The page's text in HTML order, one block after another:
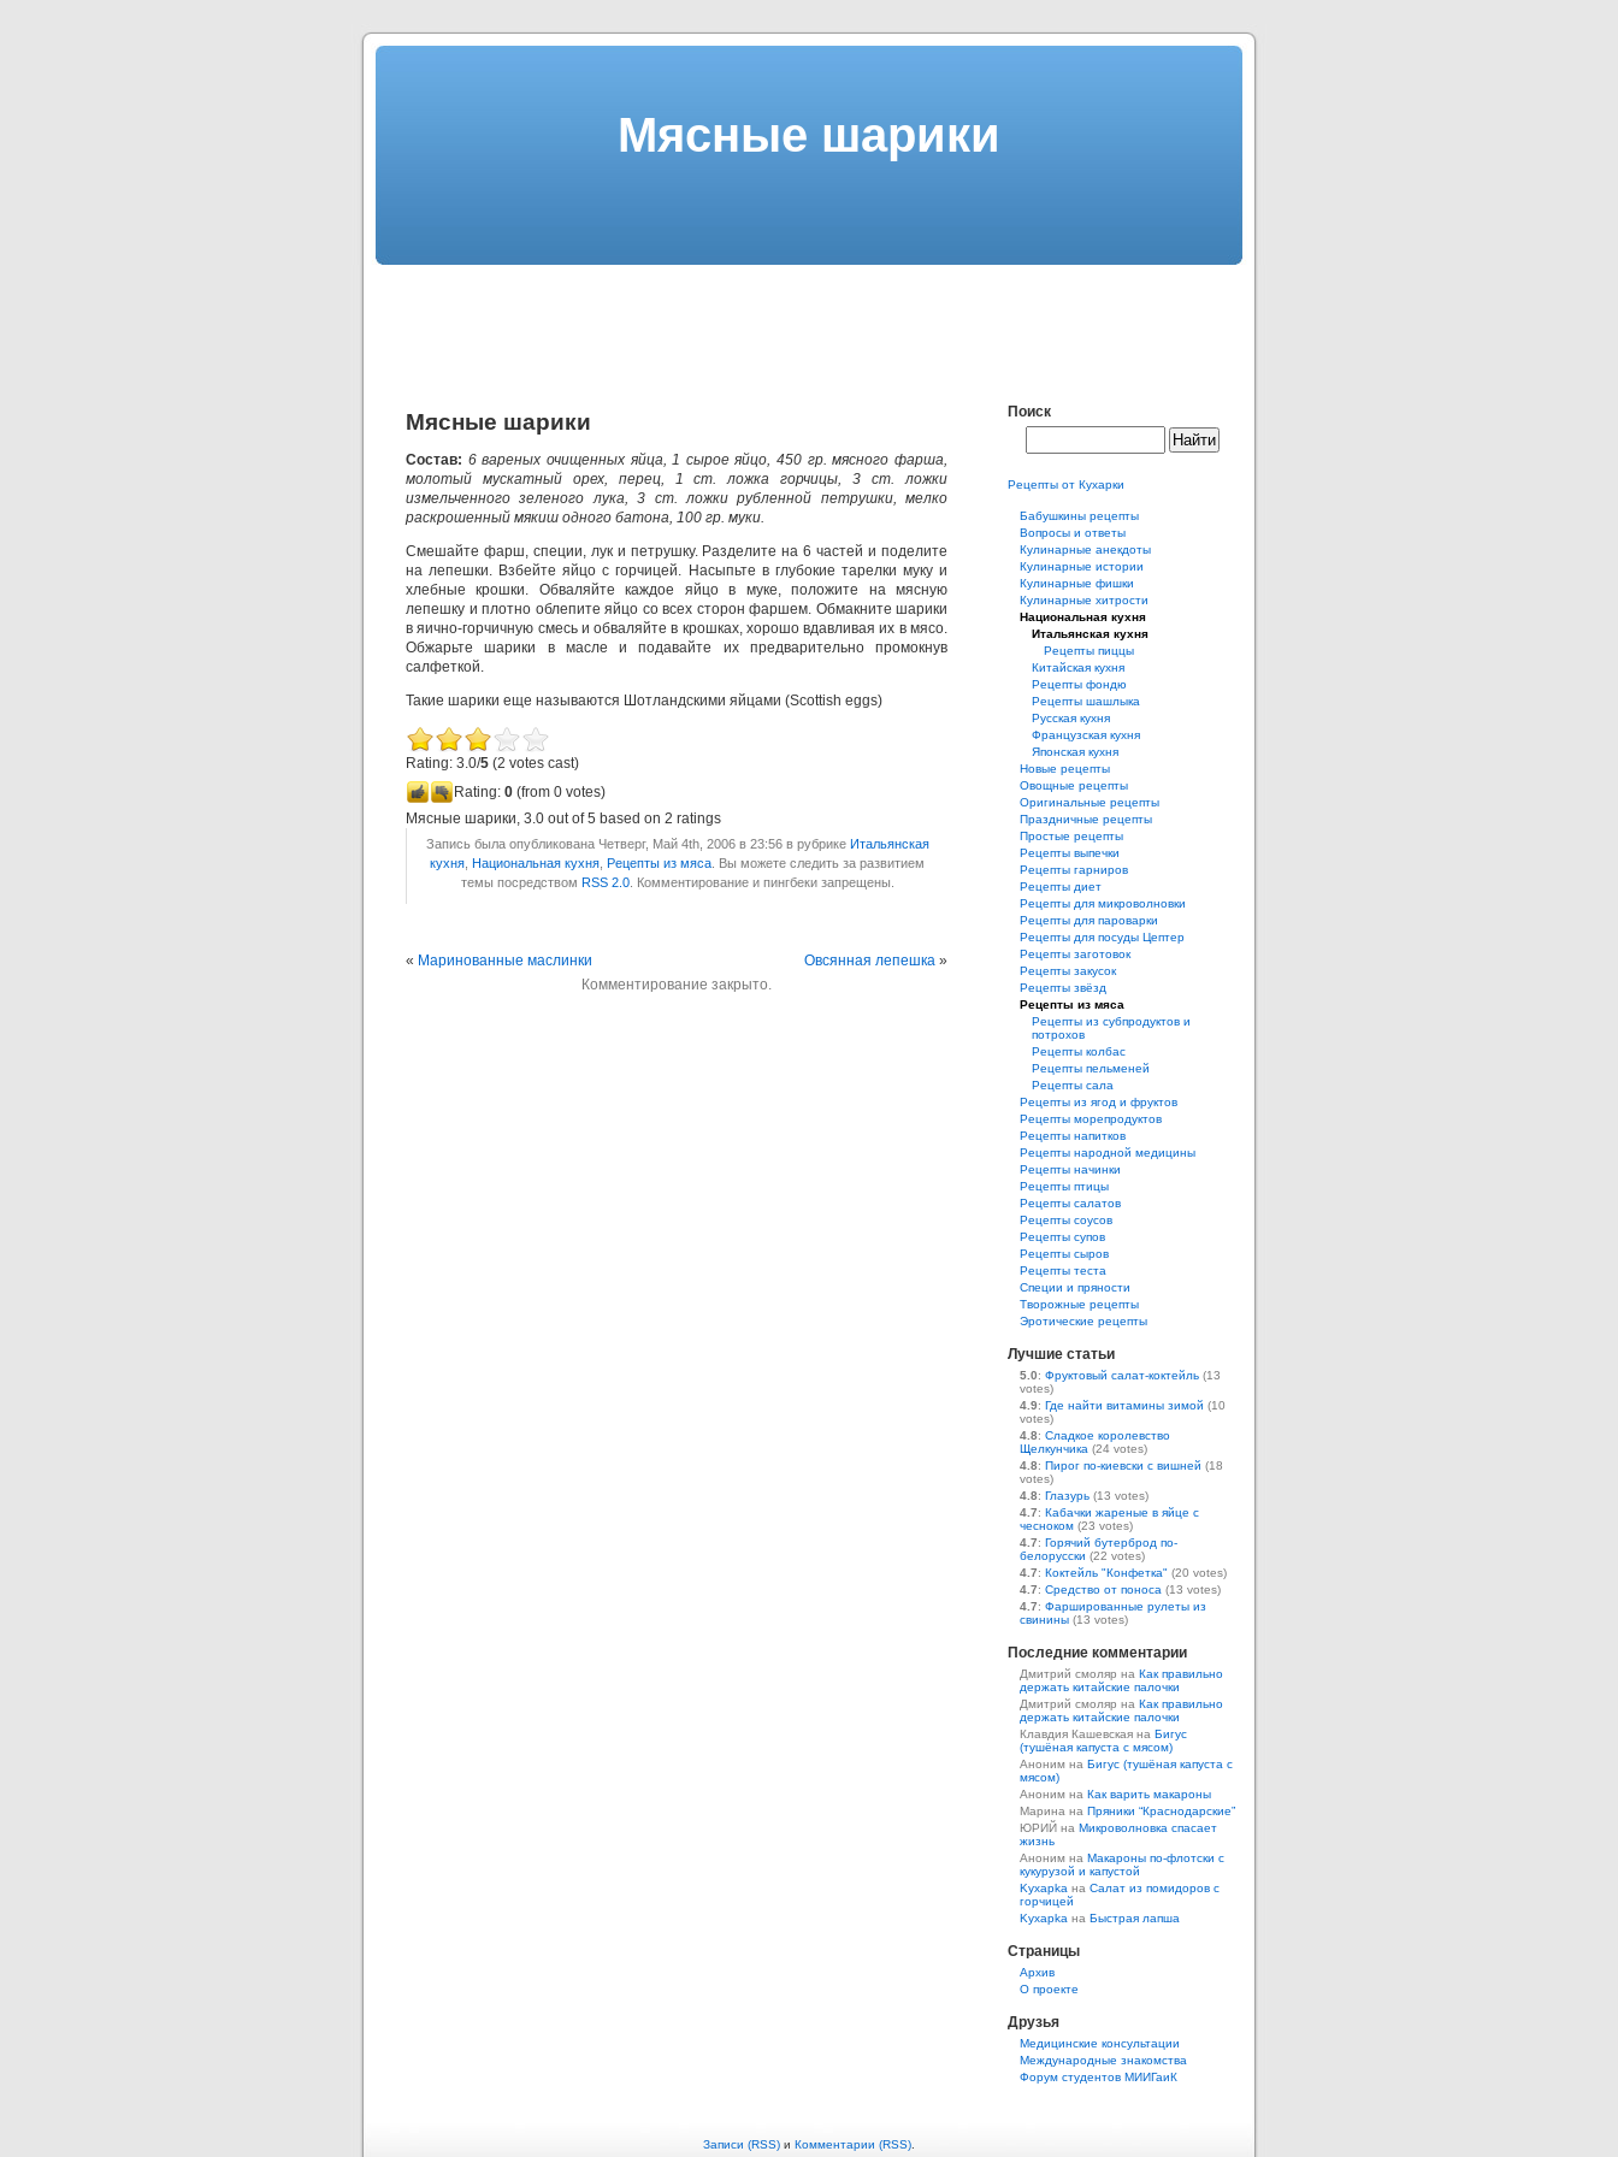
Мясные шарики
Мясные шарики
Состав: 6 вареных очищенных яйца, 1 сырое яйцо, 450 гр. мясного фарша,
молотый мускатный орех, перец, 1 ст. ложка горчицы, 3 ст. ложки
измельченного зеленого лука, 3 ст. ложки рубленной петрушки, мелко
раскрошенный мякиш одного батона, 100 гр. муки.
Смешайте фарш, специи, лук и петрушку. Разделите на 6 частей и поделите
на лепешки. Взбейте яйцо с горчицей. Насыпьте в глубокие тарелки муку и
хлебные крошки. Обваляйте каждое яйцо в муке, положите на мясную
лепешку и плотно облепите яйцо со всех сторон фаршем. Обмакните шарики
в яично-горчичную смесь и обваляйте в крошках, хорошо вдавливая их в мясо.
Обжарьте шарики в масле и подавайте их предварительно промокнув
салфеткой.
Такие шарики еще называются Шотландскими яйцами (Scottish eggs)
Rating: 3.0/5 (2 votes cast)
Rating: 0 (from 0 votes)
Мясные шарики, 3.0 out of5 based on 2 ratings
Запись была опубликована Четверг, Май 4th, 2006 в 23:56 в рубрике Итальянская
кухня Национальная кухня Рецепты из мяса . Вы можете следить за развитием
темы посредством RSS 2.0. Комментирование и пингбеки запрещены.
« Маринованные маслинки Овсянная лепешка »
Комментирование закрыто.
Поиск
Рецепты от Кухарки
Бабушкины рецепты
Вопросы и ответы
Кулинарные анекдоты
Кулинарные истории
Кулинарные фишки
Кулинарные хитрости
Национальная кухня
Итальянская кухня
Рецепты пиццы
Китайская кухня
Рецепты фондю
Рецепты шашлыка
Русская кухня
Французская кухня
Японская кухня
Новые рецепты
Овощные рецепты
Оригинальные рецепты
Праздничные рецепты
Простые рецепты
Рецепты выпечки
Рецепты гарниров
Рецепты диет
Рецепты для микроволновки
Рецепты для пароварки
Рецепты для посуды Цептер
Рецепты заготовок
Рецепты закусок
Рецепты звёзд
Рецепты из мяса
Рецепты из субпродуктов и
потрохов
Рецепты колбас
Рецепты пельменей
Рецепты сала
Рецепты из ягод и фруктов
Рецепты морепродуктов
Рецепты напитков
Рецепты народной медицины
Рецепты начинки
Рецепты птицы
Рецепты салатов
Рецепты соусов
Рецепты супов
Рецепты сыров
Рецепты теста
Специи и пряности
Творожные рецепты
Эротические рецепты
Лучшие статьи
5.0: Фруктовый салат-коктейль (13
votes)
4.9: Где найти витамины зимой (10
votes)
4.8: Сладкое королевство
Щелкунчика (24 votes)
4.8: Пирог по-киевски с вишней (18
votes)
4.8: Глазурь (13 votes)
4.7: Кабачки жареные в яйце с
чесноком (23 votes)
4.7: Горячий бутерброд по-
белорусски (22 votes)
4.7: Коктейль "Конфетка" (20 votes)
4.7: Средство от поноса (13 votes)
4.7: Фаршированные рулеты из
свинины (13 votes)
Последние комментарии
Дмитрий смоляр на Как правильно
держать китайские палочки
Дмитрий смоляр на Как правильно
держать китайские палочки
Клавдия Кашевская на Бигус
(тушёная капуста с мясом)
Аноним на Бигус (тушёная капуста с
мясом)
Аноним на Как варить макароны
Марина на Пряники “Краснодарские”
ЮРИЙ на Микроволновка спасает
жизнь
Аноним на Макароны по-флотски с
кукурузой и капустой
Kyxapka на Салат из помидоров с
горчицей
Kyxapka на Быстрая лапша
Страницы
Aрхив
О проекте
Друзья
Медицинские консультации
Международные знакомства
Форум студентов МИИГаиК
Записи (RSS) и Комментарии (RSS)